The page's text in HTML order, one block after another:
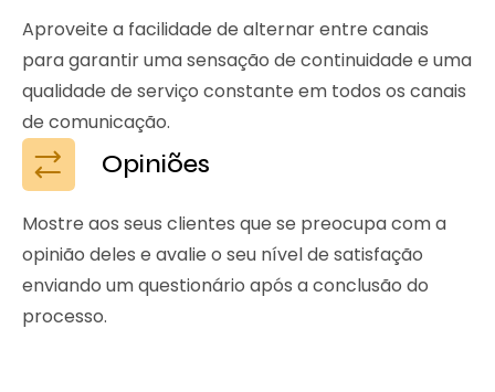
Aproveite a facilidade de alternar entre canais
para garantir uma sensação de continuidade e uma
qualidade de serviço constante em todos os canais
de comunicação.
Opiniões
Mostre aos seus clientes que se preocupa com a
opinião deles e avalie o seu nível de satisfação
enviando um questionário após a conclusão do
processo.